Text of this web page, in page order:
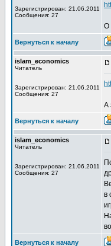
Зарегистрирован: 21.06.2011
Сообщения: 27
О
Вернуться к началу
islam_economics
Читатель
Зарегистрирован: 21.06.2011
Сообщения: 27
А
Вернуться к началу
islam_economics
Читатель
Зарегистрирован: 21.06.2011
Сообщения: 27
в
Вернуться к началу